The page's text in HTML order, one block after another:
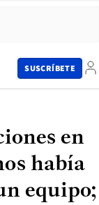
SUSCRÍBETE
en
había
equipo;